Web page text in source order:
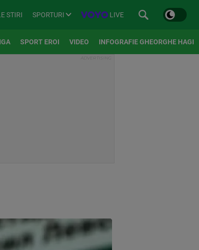
STIRI SPORTURI LIVE
SPORT EROI VIDEO INFOGRAFIE GHEORGHE HAGI